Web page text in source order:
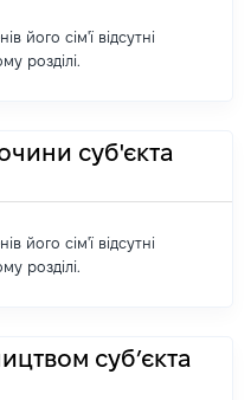
його сім'ї відсутні
розділі.
суб'єкта
його сім'ї відсутні
розділі.
суб’єкта